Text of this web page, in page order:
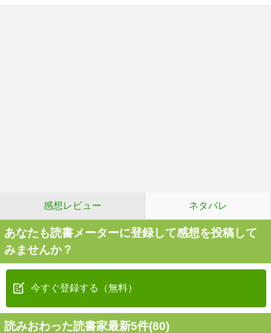
感想レビュー ネタバレ
あなたも読書メーターに登録して感想を投稿して
みませんか？
今すぐ登録する（無料）
読みおわった読書家最新5件(80)